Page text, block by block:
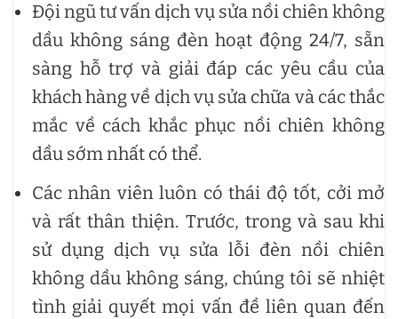
Đội ngũ tư vấn dịch vụ sửa nồi chiên không
dầu không sáng đèn hoạt động 24/7, sẵn
sàng hỗ trợ và giải đáp các yêu cầu của
khách hàng về dịch vụ sửa chữa và các thắc
mắc về cách khắc phục nồi chiên không
dầu sớm nhất có thể.
Các nhân viên luôn có thái độ tốt, cởi mở
và rất thân thiện. Trước, trong và sau khi
sử dụng dịch vụ sửa lỗi đèn nồi chiên
không dầu không sáng, chúng tôi sẽ nhiệt
tình giải quyết mọi vấn đề liên quan đến